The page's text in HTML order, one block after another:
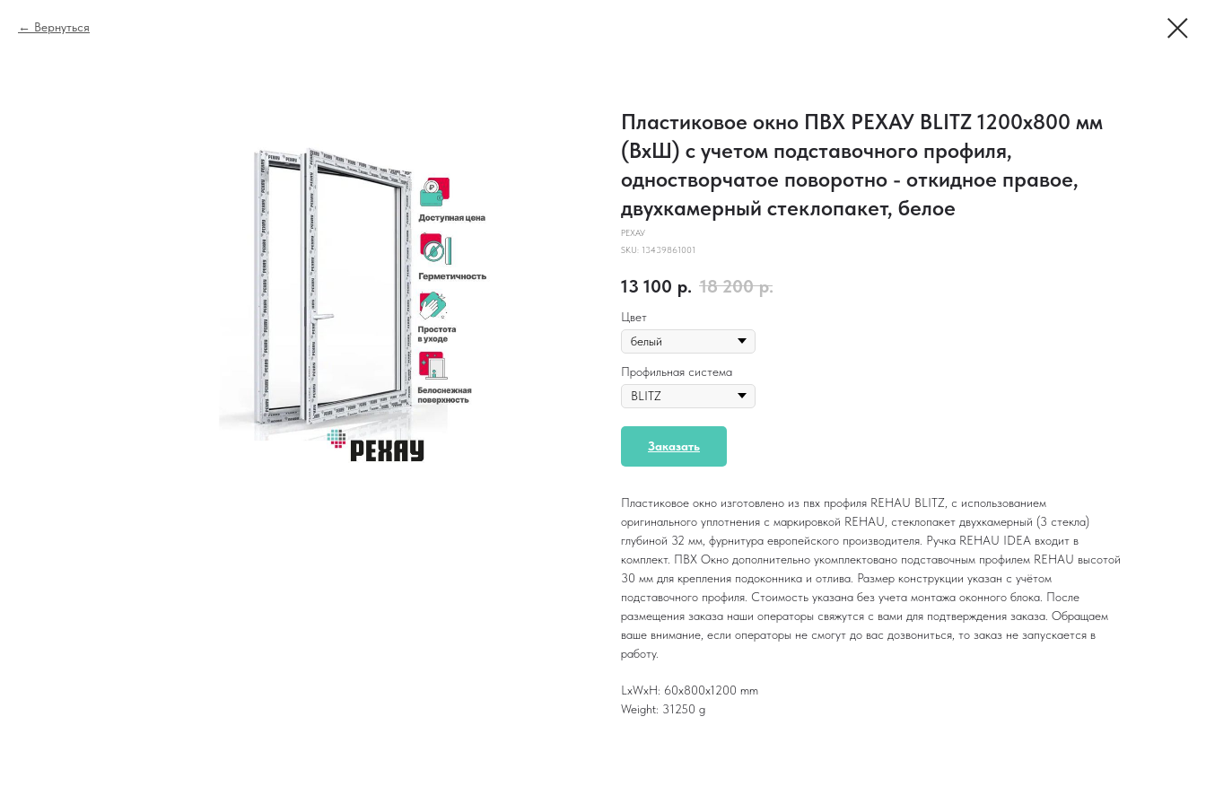
Вернуться
Пластиковое окно ПВХ РЕХАУ BLITZ 1200х800 мм
(ВхШ) с учетом подставочного профиля,
одностворчатое поворотно - откидное правое,
двухкамерный стеклопакет, белое
РЕХАУ
SKU: 13439861001
13 100 р. 18 200 р.
Цвет
Профильная система
Заказать
Пластиковое окно изготовлено из пвх профиля REHAU BLITZ, с использованием
оригинального уплотнения с маркировкой REHAU, стеклопакет двухкамерный (3 стекла)
глубиной 32 мм, фурнитура европейского производителя. Ручка REHAU IDEA входит в
комплект. ПВХ Окно дополнительно укомплектовано подставочным профилем REHAU высотой
30 мм для крепления подоконника и отлива. Размер конструкции указан c учётом
подставочного профиля. Стоимость указана без учета монтажа оконного блока. После
размещения заказа наши операторы свяжутся с вами для подтверждения заказа. Обращаем
ваше внимание, если операторы не смогут до вас дозвониться, то заказ не запускается в
работу.
LxWxH: 60x800x1200 mm
Weight: 31250 g